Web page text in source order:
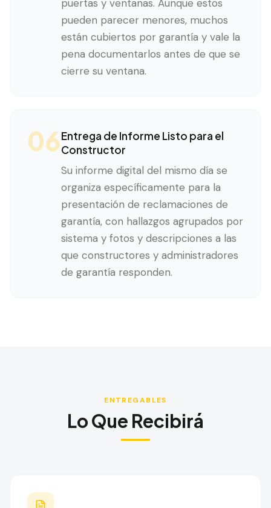
puertas y ventanas. Aunque estos
pueden parecer menores, muchos
están cubiertos por garantía y vale la
pena documentarlos antes de que se
cierre su ventana.
06Entrega de Informe Listo para el
Constructor
Su informe digital del mismo día se
organiza específicamente para la
presentación de reclamaciones de
garantía, con hallazgos agrupados por
sistema y fotos y descripciones a las
que constructores y administradores
de garantía responden.
ENTREGABLES
Lo Que Recibirá